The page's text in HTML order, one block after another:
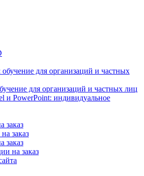
для организаций и частных
для организаций и частных лиц
и PowerPoint: индивидуальное
заказ
заказ
заказ
на заказ